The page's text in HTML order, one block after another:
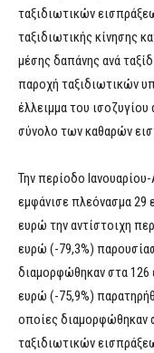
ταξιδιωτικών
ταξιδιωτικής κίνησης
μέσης δαπάνης ανά
παροχή ταξιδιωτικών
έλλειμμα του
σύνολο των καθαρών
Την περίοδο
εμφάνισε πλεόνασμα 29
ευρώ την αντίστοιχη
ευρώ (-79,3%)
διαμορφώθηκαν στα
ευρώ (-75,9%)
οποίες διαμορφώθηκαν
ταξιδιωτικών